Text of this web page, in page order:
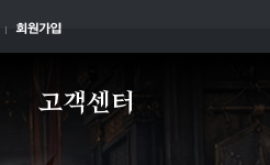
고객센터